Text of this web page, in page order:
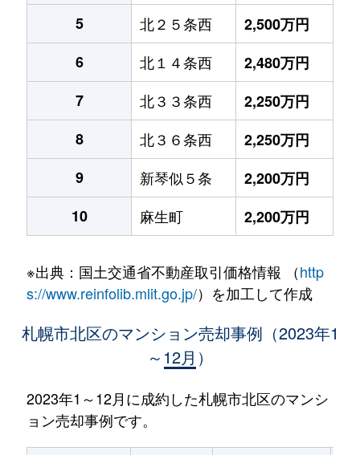
5
北２５条西
2,500万円
6
北１４条西
2,480万円
7
北３３条西
2,250万円
8
北３６条西
2,250万円
9
新琴似５条
2,200万円
10
麻生町 2,200万円
※出典：国土交通省不動産取引価格情報 （http
s://www.reinfolib.mlit.go.jp/）を加工して作成
札幌市北区のマンション売却事例（2023年1
～12月）
2023年1～12月に成約した札幌市北区のマンシ
ョン売却事例です。